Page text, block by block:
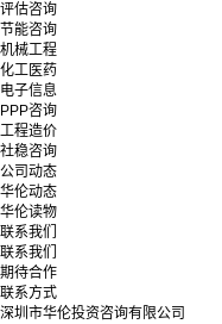
评估咨询
节能咨询
机械工程
化工医药
电子信息
PPP咨询
工程造价
社稳咨询
公司动态
华伦动态
华伦读物
联系我们
联系我们
期待合作
联系方式
深圳市华伦投资咨询有限公司